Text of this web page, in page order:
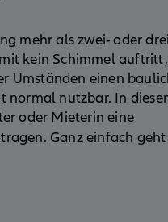
mehr als zwei- oder
kein Schimmel auftritt,
Umständen einen
normal nutzbar. In
oder Mieterin eine
Ganz einfach